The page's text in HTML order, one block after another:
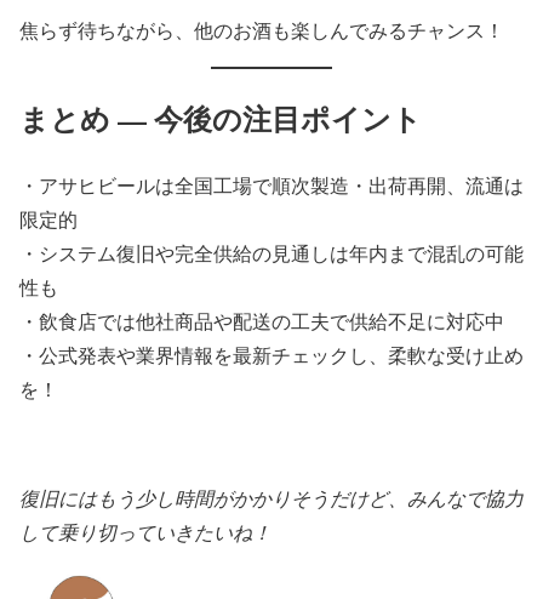
焦らず待ちながら、他のお酒も楽しんでみるチャンス！
まとめ — 今後の注目ポイント
・アサヒビールは全国工場で順次製造・出荷再開、流通は
限定的
・システム復旧や完全供給の見通しは年内まで混乱の可能
性も
・飲食店では他社商品や配送の工夫で供給不足に対応中
・公式発表や業界情報を最新チェックし、柔軟な受け止め
を！
復旧にはもう少し時間がかかりそうだけど、みんなで協力
して乗り切っていきたいね！